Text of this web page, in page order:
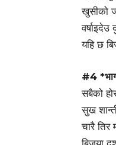
खुसीको
यहि छ
#4
सबैको
सुख
चारै तिर